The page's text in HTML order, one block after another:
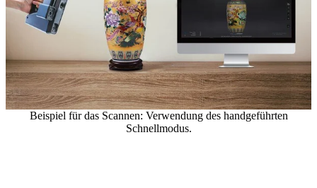
Beispiel für das Scannen: Verwendung des handgeführten
Schnellmodus.